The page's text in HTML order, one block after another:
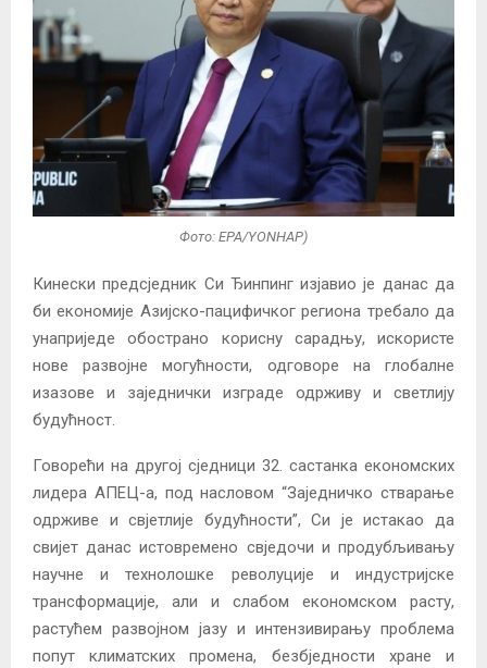
Фото: EPA/YONHAP)
Кинески предсједник Си Ђинпинг изјавио је данас да
би економије Азијско-пацифичког региона требало да
унаприједе обострано корисну сарадњу, искористе
нове развојне могућности, одговоре на глобалне
изазове и заједнички изграде одрживу и светлију
будућност.
Говорећи на другој сједници 32. састанка економских
лидера АПЕЦ-а, под насловом “Заједничко стварање
одрживе и свјетлије будућности”, Си је истакао да
свијет данас истовремено свједочи и продубљивању
научне и технолошке револуције и индустријске
трансформације, али и слабом економском расту,
растућем развојном јазу и интензивирању проблема
попут климатских промена, безбједности хране и